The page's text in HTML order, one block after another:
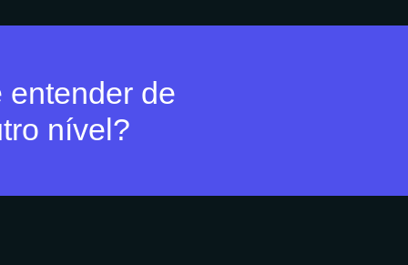
entender de
nível?